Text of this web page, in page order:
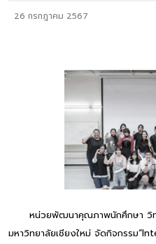
26 กรกฎาคม 2567
หน่วยพัฒนาคุณภาพนักศึกษา วิทย
มหาวิทยาลัยเชียงใหม่ จัดกิจกรรม